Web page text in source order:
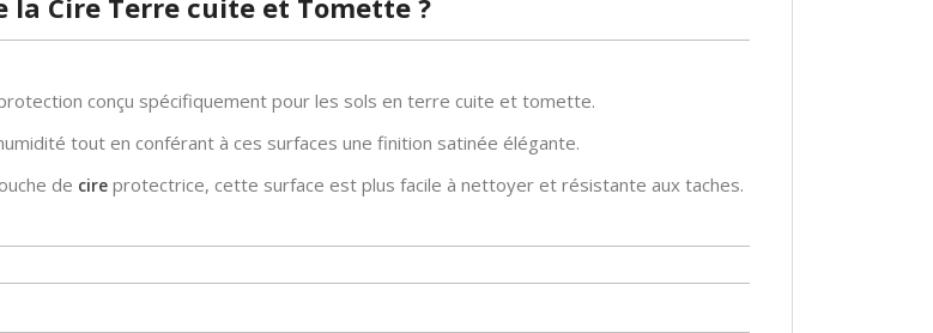
la Cire Terre cuite et Tomette ?
conçu spécifiquement pour les sols en terre cuite et tomette.
tout en conférant à ces surfaces une finition satinée élégante.
de cire protectrice, cette surface est plus facile à nettoyer et résistante aux taches.